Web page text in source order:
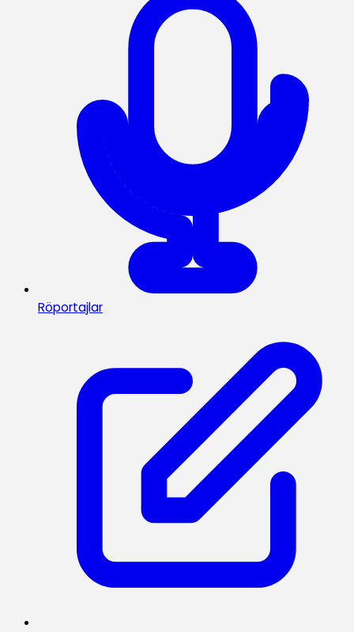
Röportajlar